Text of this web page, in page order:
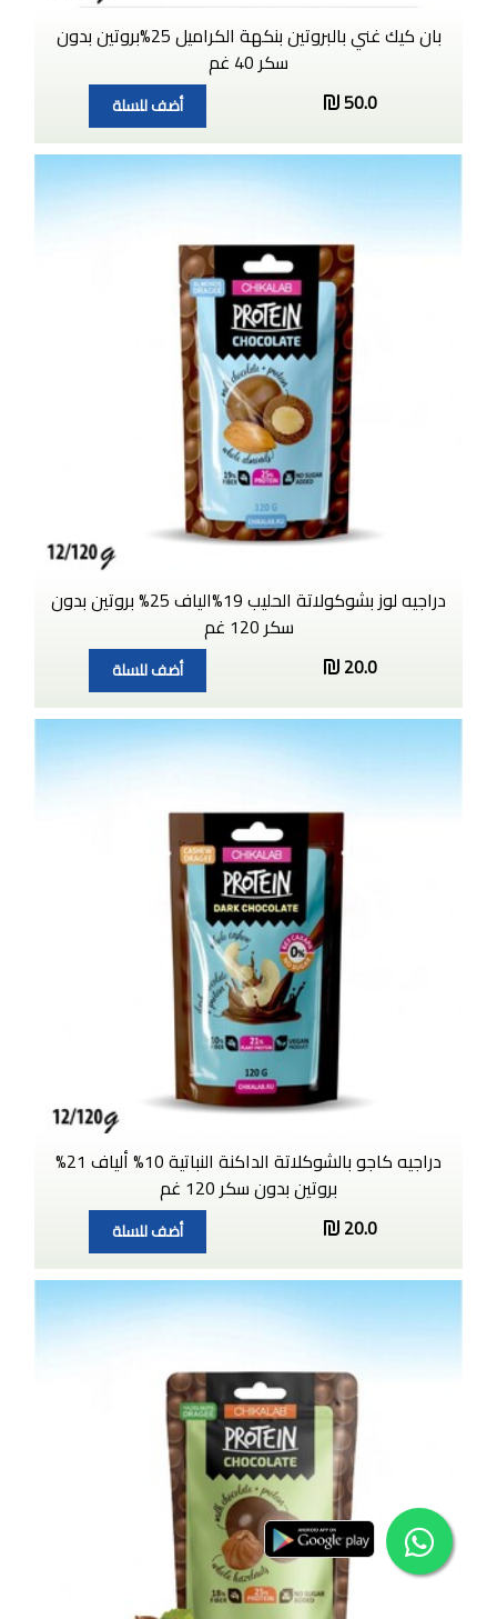
بان كيك غني بالبروتين بنكهة الكراميل 25%بروتين بدون
سكر 40 غم
50.0
أضف للسلة
دراجيه لوز بشوكولاتة الحليب 19%الياف 25% بروتين بدون
سكر 120 غم
20.0
أضف للسلة
دراجيه كاجو بالشوكلاتة الداكنة النباتية 10% ألياف 21%
بروتين بدون سكر 120 غم
20.0
أضف للسلة